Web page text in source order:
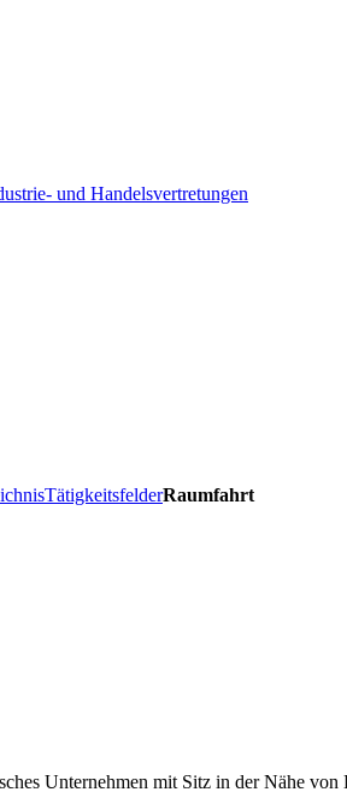
und Handelsvertretungen
TätigkeitsfelderRaumfahrt
Unternehmen mit Sitz in der Nähe